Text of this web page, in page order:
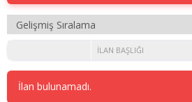
İLAN BAŞLIĞI
İlan bulunamadı.